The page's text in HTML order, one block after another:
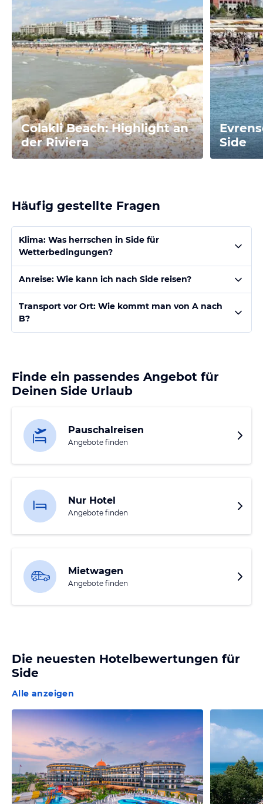
Colakli Beach: Highlight an
der Riviera
Side
Häufig gestellte Fragen
Klima: Was herrschen in Side für
Wetterbedingungen?
Anreise: Wie kann ich nach Side reisen?
Transport vor Ort: Wie kommt man von A nach
B?
Finde ein passendes Angebot für
Deinen Side Urlaub
Pauschalreisen
Angebote finden
Nur Hotel
Angebote finden
Mietwagen
Angebote finden
Die neuesten Hotelbewertungen für
Side
Alle anzeigen